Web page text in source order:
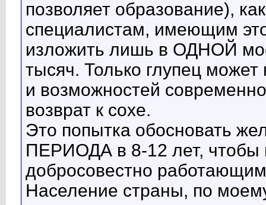
позволяет образование),
специалистам, имеющим
изложить лишь в ОДНОЙ
тысяч. Только глупец
и возможностей
возврат к сохе.
Это попытка обосновать
ПЕРИОДА в 8-12 лет, чтобы
добросовестно
Население страны, по